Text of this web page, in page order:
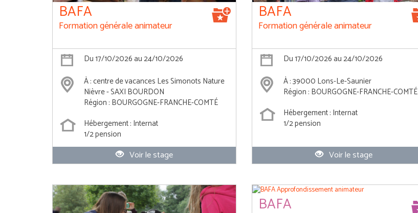
BAFA
Formation générale animateur
Du 17/10/2026 au 24/10/2026
À : centre de vacances Les Simonots Nature
Nièvre - SAXI BOURDON
Région : BOURGOGNE-FRANCHE-COMTÉ
Hébergement : Internat
1/2 pension
Voir le stage
BAFA
Formation générale animateur
Du 17/10/2026 au 24/10/2026
À : 39000 Lons-Le-Saunier
Région : BOURGOGNE-FRANCHE-COMTÉ
Hébergement : Internat
1/2 pension
Voir le stage
BAFA